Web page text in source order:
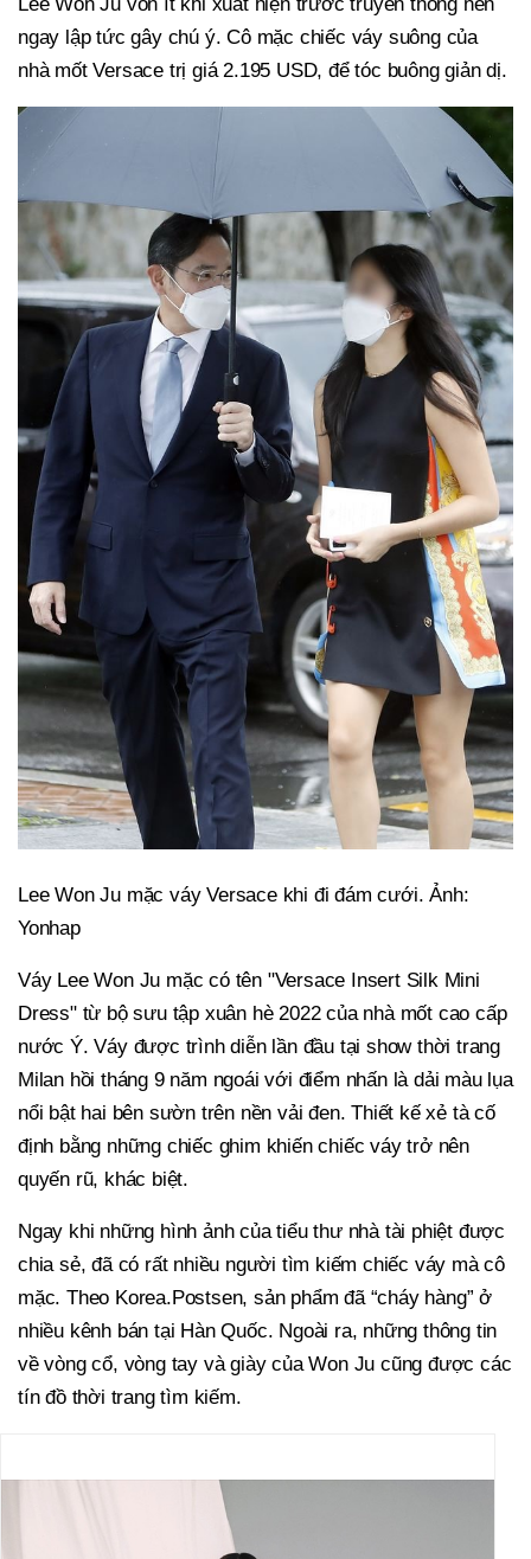
ngay lập tức gây chú ý. Cô mặc chiếc váy suông của
nhà mốt Versace trị giá 2.195 USD, để tóc buông giản dị.
Lee Won Ju mặc váy Versace khi đi đám cưới. Ảnh:
Yonhap
Váy Lee Won Ju mặc có tên "Versace Insert Silk Mini
Dress" từ bộ sưu tập xuân hè 2022 của nhà mốt cao cấp
nước Ý. Váy được trình diễn lần đầu tại show thời trang
Milan hồi tháng 9 năm ngoái với điểm nhấn là dải màu lụa
nổi bật hai bên sườn trên nền vải đen. Thiết kế xẻ tà cố
định bằng những chiếc ghim khiến chiếc váy trở nên
quyến rũ, khác biệt.
Ngay khi những hình ảnh của tiểu thư nhà tài phiệt được
chia sẻ, đã có rất nhiều người tìm kiếm chiếc váy mà cô
mặc. Theo Korea.Postsen, sản phẩm đã “cháy hàng” ở
nhiều kênh bán tại Hàn Quốc. Ngoài ra, những thông tin
về vòng cổ, vòng tay và giày của Won Ju cũng được các
tín đồ thời trang tìm kiếm.